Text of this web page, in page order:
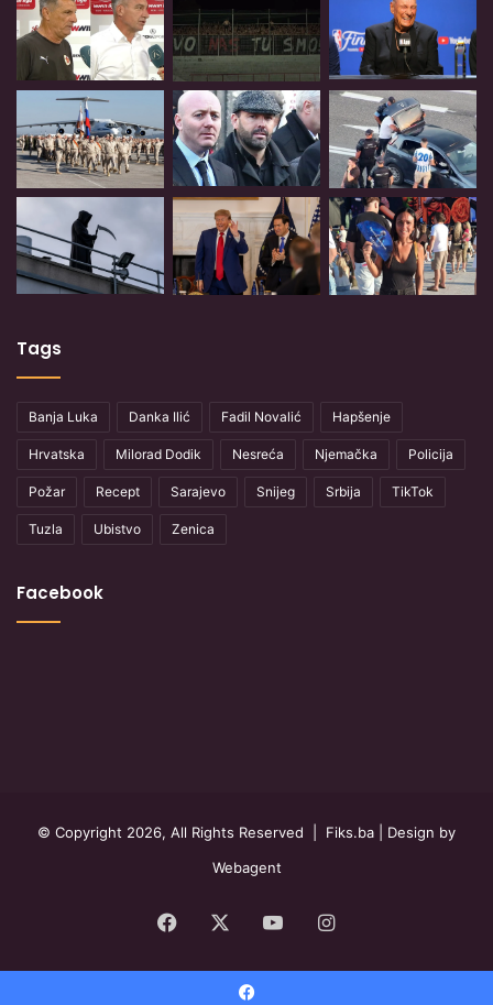
Tags
Banja Luka Danka Ilić Fadil Novalić Hapšenje
Hrvatska Milorad Dodik Nesreća Njemačka Policija
Požar Recept Sarajevo Snijeg Srbija TikTok
Tuzla Ubistvo Zenica
Facebook
© Copyright 2026, All Rights Reserved | Fiks.ba | Design by
Webagent
Facebook YouTubeInstagram